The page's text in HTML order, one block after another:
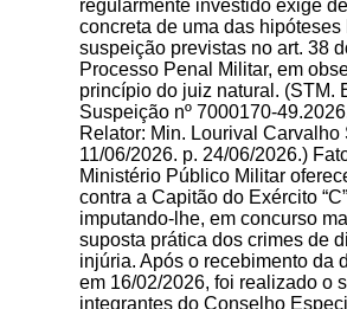
regularmente investido exige
concreta de uma das hipóteses
suspeição previstas no art. 38
Processo Penal Militar, em
princípio do juiz natural. (STM.
Suspeição nº 7000170-
Relator: Min. Lourival Carvalho
11/06/2026. p. 24/06/2026.)
Ministério Público Militar
contra a Capitão do Exército
imputando-lhe, em concurso
suposta prática dos crimes de
injúria. Após o recebimento da
em 16/02/2026, foi realizado o
integrantes do Conselho